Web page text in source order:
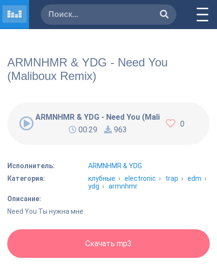
ARMNHMR & YDG - Need You
(Maliboux Remix)
ARMNHMR & YDG - Need You (Maliboux Remix)
00:29
963
0
Исполнитель:
ARMNHMR & YDG
Категория:
клубные ›electronic › trap ›edm ›
ydg ›armnhmr
Описание:
Need You Ты нужна мне
Скачать mp3